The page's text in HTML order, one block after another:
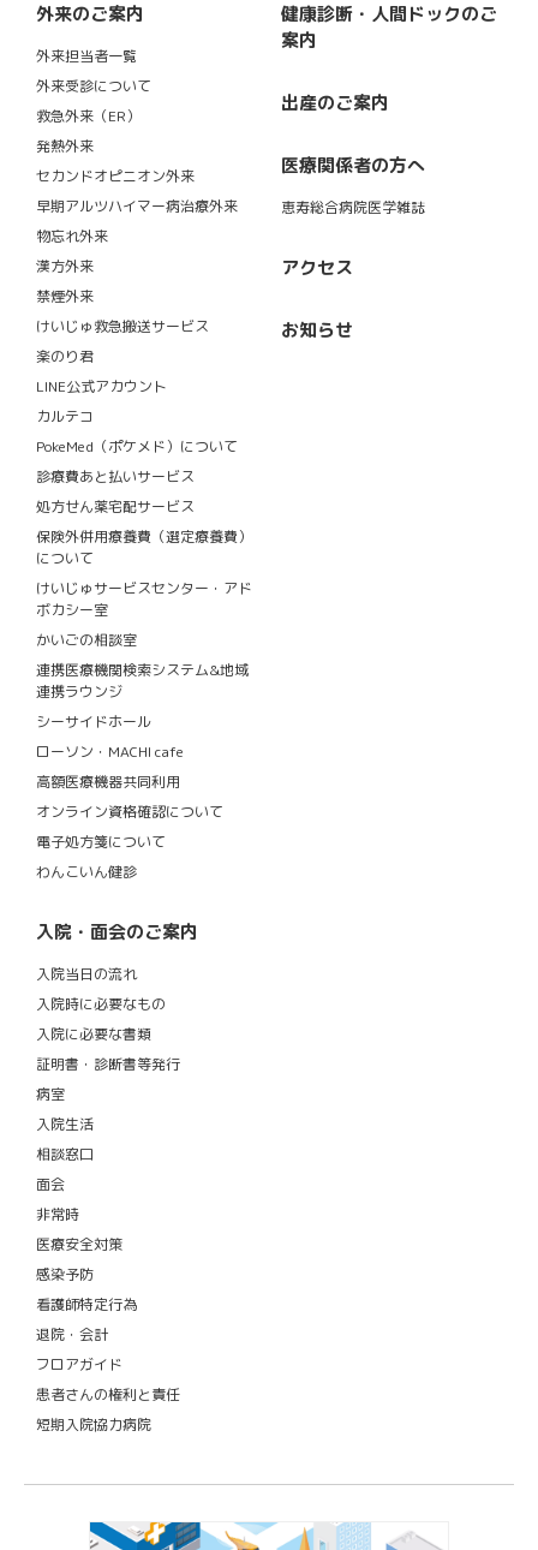
外来のご案内
外来担当者一覧
外来受診について
救急外来（ER）
発熱外来
セカンドオピニオン外来
早期アルツハイマー病治療外来
物忘れ外来
漢方外来
禁煙外来
けいじゅ救急搬送サービス
楽のり君
LINE公式アカウント
カルテコ
PokeMed（ポケメド）について
診療費あと払いサービス
処方せん薬宅配サービス
保険外併用療養費（選定療養費）
について
けいじゅサービスセンター・アド
ボカシー室
かいごの相談室
連携医療機関検索システム&地域
連携ラウンジ
シーサイドホール
ローソン・MACHI cafe
高額医療機器共同利用
オンライン資格確認について
電子処方箋について
わんこいん健診
入院・面会のご案内
入院当日の流れ
入院時に必要なもの
入院に必要な書類
証明書・診断書等発行
病室
入院生活
相談窓口
面会
非常時
医療安全対策
感染予防
看護師特定行為
退院・会計
フロアガイド
患者さんの権利と責任
短期入院協力病院
健康診断・人間ドックのご
案内
出産のご案内
医療関係者の方へ
恵寿総合病院医学雑誌
アクセス
お知らせ